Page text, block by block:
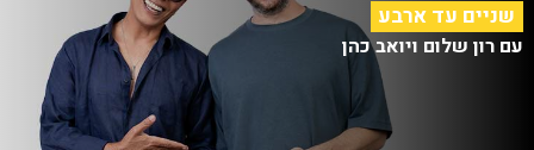
שניים עד ארבע
עם רון שלום ויואב כהן